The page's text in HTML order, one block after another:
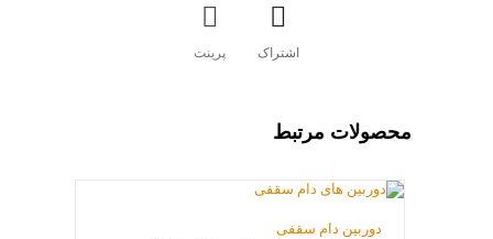
اشتراک پرینت
محصولات مرتبط
دوربین دام سقفی